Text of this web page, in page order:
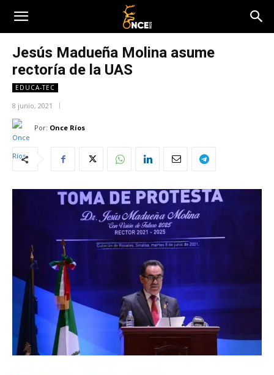
Jesús Madueña Molina asume
rectoría de la UAS
EDUCA-TEC
8 junio, 2021
Por: Once Ríos